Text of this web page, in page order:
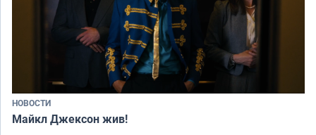
НОВОСТИ
Майкл Джексон жив!